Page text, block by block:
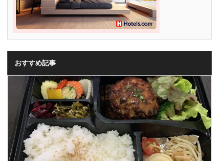
おすすめ記事